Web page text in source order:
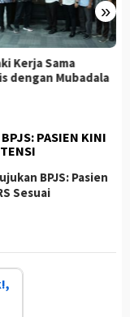
»
Kerja Sama
dengan Mubadala
PASIEN KINI
BPJS: Pasien
Sesuai